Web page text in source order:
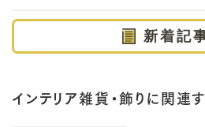
新着記
インテリア雑貨・飾りに関連